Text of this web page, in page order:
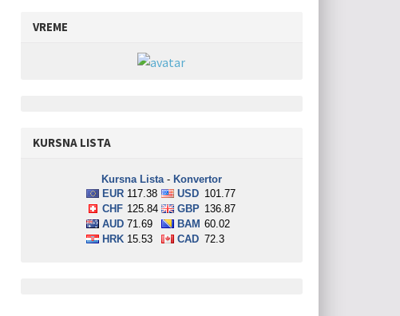
VREME
KURSNA LISTA